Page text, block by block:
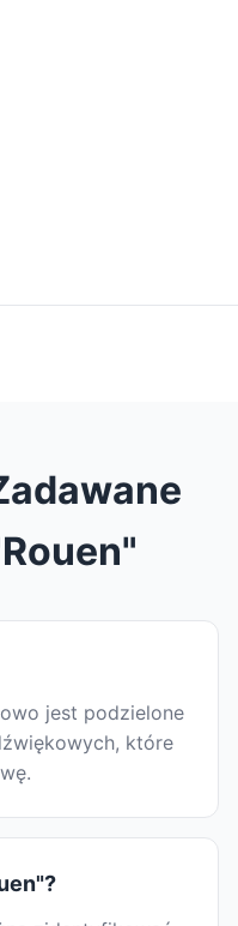
jest podzielone
które